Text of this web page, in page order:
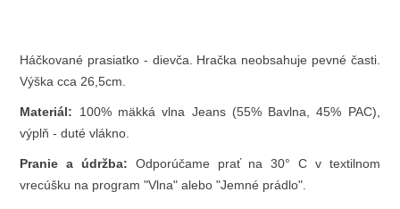
Háčkované prasiatko - dievča. Hračka neobsahuje pevné časti.
Výška cca 26,5cm.
Materiál: 100% mäkká vlna Jeans (55% Bavlna, 45% PAC),
výplň - duté vlákno.
Pranie a údržba: Odporúčame
prať na 30° C v textilnom
vrecúšku na program "Vlna" alebo "Jemné prádlo".